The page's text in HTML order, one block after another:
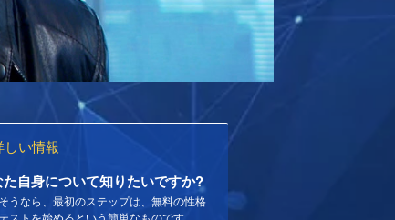
しい情報
自身について知りたいですか?
うなら、最初のステップは、無料の性格